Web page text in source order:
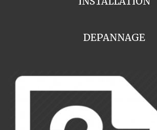
DEPANNAGE